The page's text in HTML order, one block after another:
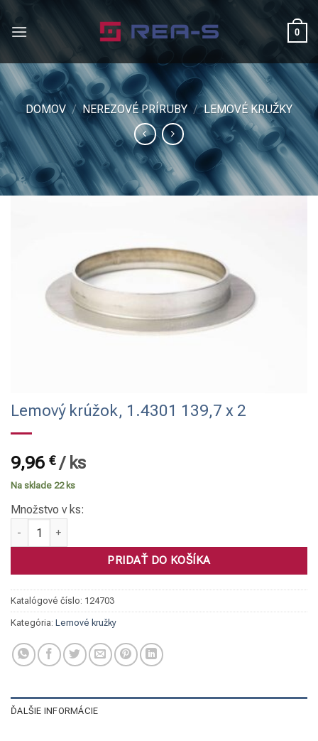
0
DOMOV / NEREZOVÉ PRÍRUBY / LEMOVÉ KRUŽKY
Lemový krúžok, 1.4301 139,7 x 2
9,96 €/ ks
Na sklade 22 ks
Množstvo v ks:
množstvo Lemový krúžok, 1.4301 139,7 x 2
PRIDAŤ DO KOŠÍKA
Katalógové číslo: 124703
Kategória: Lemové kružky
ĎALŠIE INFORMÁCIE